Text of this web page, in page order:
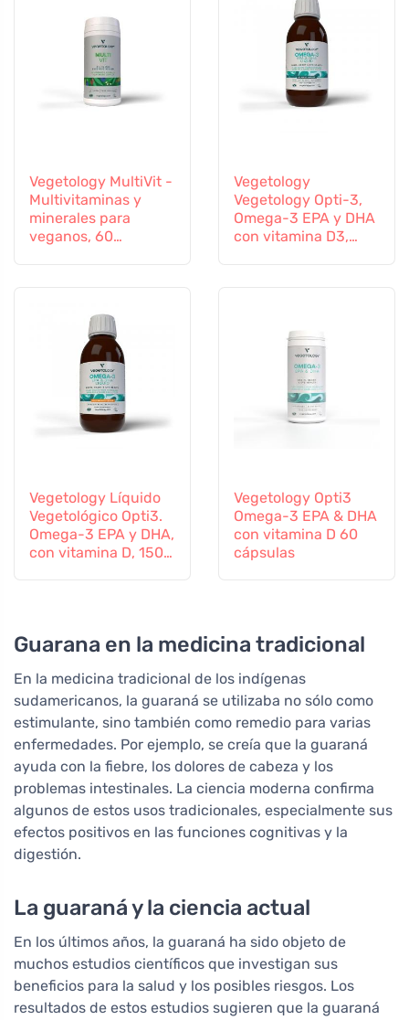
Vegetology MultiVit -
Multivitaminas y
minerales para
veganos, 60
Vegetology
Vegetology Opti-3,
Omega-3 EPA y DHA
con vitamina D3,
Vegetology Líquido
Vegetológico Opti3.
Omega-3 EPA y DHA,
con vitamina D, 150
Vegetology Opti3
Omega-3 EPA & DHA
con vitamina D 60
cápsulas
Guarana en la medicina tradicional
En la medicina tradicional de los indígenas
sudamericanos, la guaraná se utilizaba no sólo como
estimulante, sino también como remedio para varias
enfermedades. Por ejemplo, se creía que la guaraná
ayuda con la fiebre, los dolores de cabeza y los
problemas intestinales. La ciencia moderna confirma
algunos de estos usos tradicionales, especialmente sus
efectos positivos en las funciones cognitivas y la
digestión.
La guaraná y la ciencia actual
En los últimos años, la guaraná ha sido objeto de
muchos estudios científicos que investigan sus
beneficios para la salud y los posibles riesgos. Los
resultados de estos estudios sugieren que la guaraná